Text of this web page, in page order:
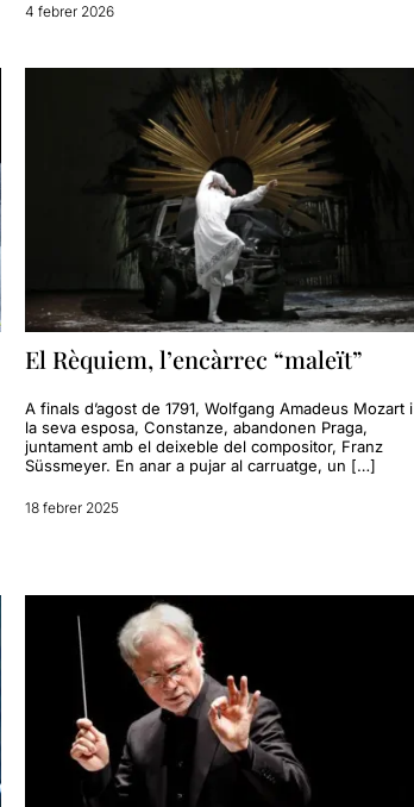
4 febrer 2026
El Rèquiem, l’encàrrec “maleït”
A finals d’agost de 1791, Wolfgang Amadeus Mozart i
la seva esposa, Constanze, abandonen Praga,
juntament amb el deixeble del compositor, Franz
Süssmeyer. En anar a pujar al carruatge, un […]
18 febrer 2025